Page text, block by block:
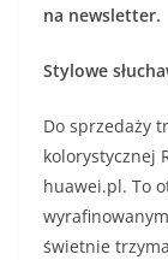
na newsletter.
Stylowe
Do sprzedaży
kolorystycznej
huawei.pl. To
świetnie